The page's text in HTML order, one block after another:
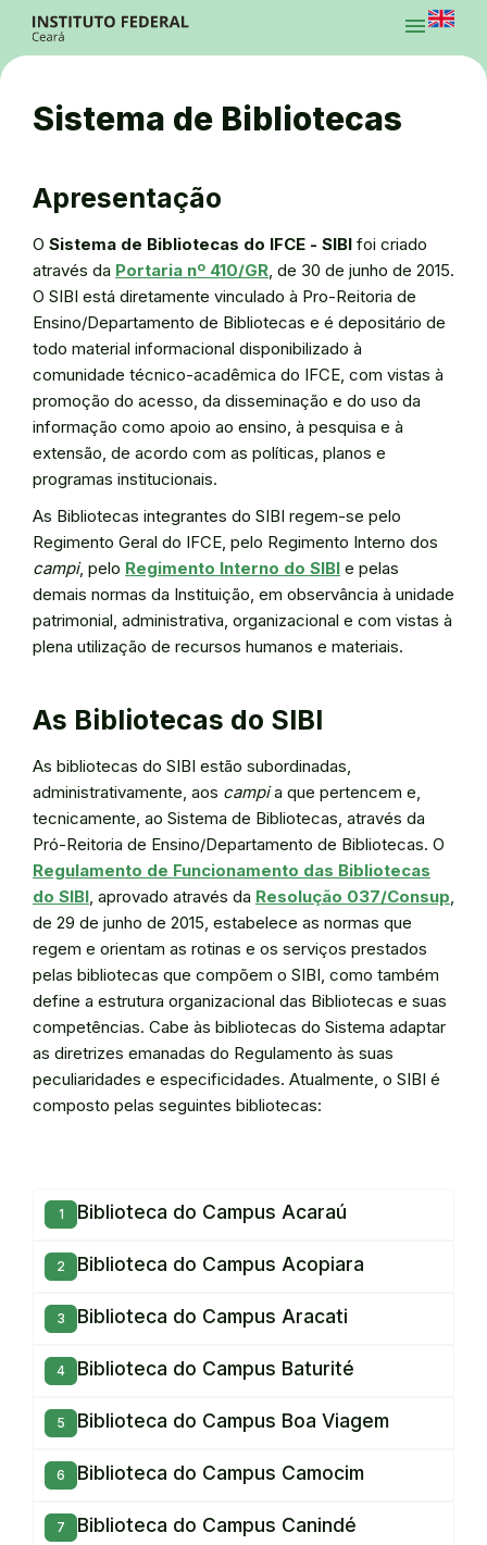
Ir para a busca
Ir para o menu principal
Ir para o conteúdo
Alto Contraste
Login da Área Administrativa
menu
Sistema de Bibliotecas
Apresentação
O Sistema de Bibliotecas do IFCE - SIBI foi criado
através da Portaria nº 410/GR, de 30 de junho de 2015.
O SIBI está diretamente vinculado à Pro-Reitoria de
Ensino/Departamento de Bibliotecas e é depositário de
todo material informacional disponibilizado à
comunidade técnico-acadêmica do IFCE, com vistas à
promoção do acesso, da disseminação e do uso da
informação como apoio ao ensino, à pesquisa e à
extensão, de acordo com as políticas, planos e
programas institucionais.
As Bibliotecas integrantes do SIBI regem-se pelo
Regimento Geral do IFCE, pelo Regimento Interno dos
campi, pelo Regimento Interno do SIBI e pelas
demais normas da Instituição, em observância à unidade
patrimonial, administrativa, organizacional e com vistas à
plena utilização de recursos humanos e materiais.
As Bibliotecas do SIBI
As bibliotecas do SIBI estão subordinadas,
administrativamente, aos campia que pertencem e,
tecnicamente, ao Sistema de Bibliotecas, através da
Pró-Reitoria de Ensino/Departamento de Bibliotecas. O
Regulamento de Funcionamento das Bibliotecas
do SIBI, aprovado através da Resolução 037/Consup,
de 29 de junho de 2015, estabelece as normas que
regem e orientam as rotinas e os serviços prestados
pelas bibliotecas que compõem o SIBI, como também
define a estrutura organizacional das Bibliotecas e suas
competências. Cabe às bibliotecas do Sistema adaptar
as diretrizes emanadas do Regulamento às suas
peculiaridades e especificidades. Atualmente, o SIBI é
composto pelas seguintes bibliotecas:
Biblioteca do Campus Acaraú
Biblioteca do Campus Acopiara
Biblioteca do Campus Aracati
Biblioteca do Campus Baturité
Biblioteca do Campus Boa Viagem
Biblioteca do Campus Camocim
Biblioteca do Campus Canindé